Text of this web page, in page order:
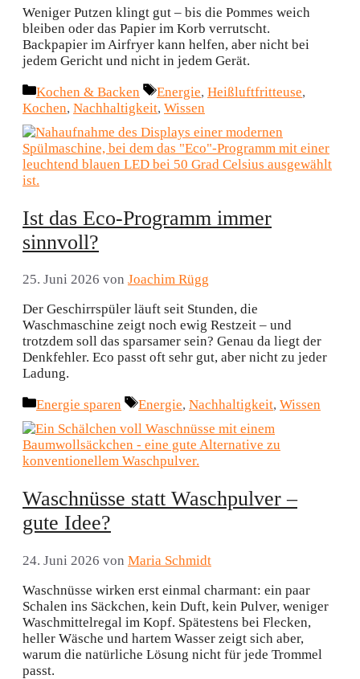
Weniger Putzen klingt gut – bis die Pommes weich
bleiben oder das Papier im Korb verrutscht.
Backpapier im Airfryer kann helfen, aber nicht bei
jedem Gericht und nicht in jedem Gerät.
Kategorien
Kochen & Backen Schlagwörter
Energie, Heißluftfritteuse,
Kochen, Nachhaltigkeit, Wissen
Ist das Eco-Programm immer
sinnvoll?
25. Juni 2026 von Joachim Rügg
Der Geschirrspüler läuft seit Stunden, die
Waschmaschine zeigt noch ewig Restzeit – und
trotzdem soll das sparsamer sein? Genau da liegt der
Denkfehler. Eco passt oft sehr gut, aber nicht zu jeder
Ladung.
Kategorien
Energie sparen Schlagwörter
Energie, Nachhaltigkeit, Wissen
Waschnüsse statt Waschpulver –
gute Idee?
24. Juni 2026 von Maria Schmidt
Waschnüsse wirken erst einmal charmant: ein paar
Schalen ins Säckchen, kein Duft, kein Pulver, weniger
Waschmittelregal im Kopf. Spätestens bei Flecken,
heller Wäsche und hartem Wasser zeigt sich aber,
warum die natürliche Lösung nicht für jede Trommel
passt.